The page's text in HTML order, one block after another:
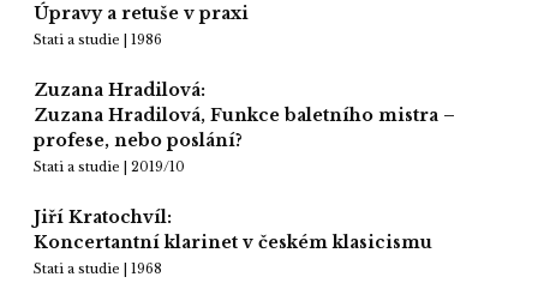
Úpravy a retuše v praxi
Stati a studie | 1986
Zuzana Hradilová:
Zuzana Hradilová, Funkce baletního mistra –
profese, nebo poslání?
Stati a studie | 2019/10
Jiří Kratochvíl:
Koncertantní klarinet v českém klasicismu
Stati a studie | 1968